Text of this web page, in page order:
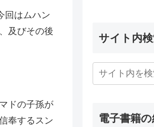
回はムハン
及びその後
ドの子孫が
奉するスン
サイト内
電子書籍